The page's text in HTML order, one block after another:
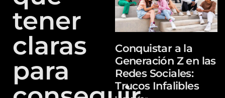
tener
claras
para
Conquistar a la
Generación Z en las
Redes Sociales:
Trucos Infalibles